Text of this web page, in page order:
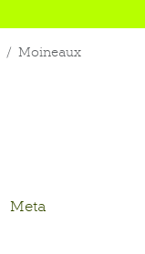
Moineaux
Meta